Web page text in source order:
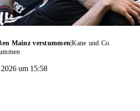
Mainz verstummen |Kane und Co.
um 15:58